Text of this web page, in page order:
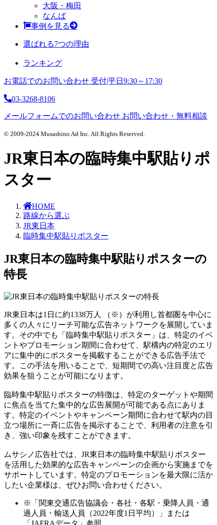
大阪・梅田
なんば
事例を見る
選ばれる7つの理由
ランキング
お電話でのお問い合わせ 受付|平日9:30～17:30
03-3268-8106
メールフォームでのお問い合わせ お問い合わせ・無料相談
© 2009-2024 Musashino Ad Inc. All Rights Reserved.
JR東日本の臨時集中駅貼りポ
スター
HOME
路線から選ぶ
JR東日本
臨時集中駅貼りポスター
JR東日本の臨時集中駅貼りポスターの
特長
JR東日本は1日に約1338万人 （※）が利用し首都圏を中心に
多くの人々にリーチ可能な広告ネットワークを展開していま
す。その中でも「臨時集中駅貼りポスター」は、特定のイベ
ントやプロモーション期間に合わせて、駅構内の特定のエリ
アに集中的にポスターを掲載することができる広告手法で
す。この手法を用いることで、短期間での高い注目度と広告
効果を狙うことが可能になります。
臨時集中駅貼りポスターの特徴は、特定のターゲットや期間
に焦点を当てた集中的な広告展開が可能である点にありま
す。特定のイベントやキャンペーン期間に合わせて駅内の目
立つ場所に一斉に広告を掲示することで、利用者の注意を引
き、強い印象を残すことができます。
ムサシノ広告社では、JR東日本の臨時集中駅貼りポスター
を活用した効果的な広告キャンペーンの企画から実施までを
サポートしています。特定のプロモーションを最大限に活か
したい企業様は、ぜひお問い合わせください。
※「関東交通広告協議会・各社・各駅・乗降人員・通
過人員・輸送人員（2022年度1日平均）」または
「JAFRAデータ」参照